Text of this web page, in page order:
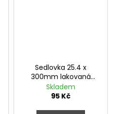
Sedlovka 25.4 x
300mm lakovaná
černá
Skladem
95 Kč